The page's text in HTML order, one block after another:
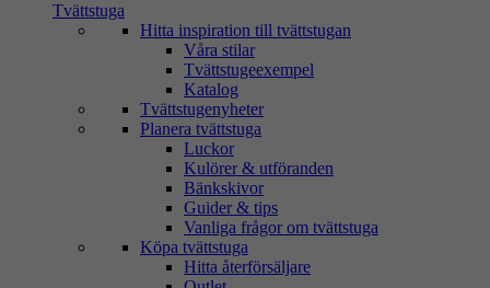
Tvättstuga
Hitta inspiration till tvättstugan
Våra stilar
Tvättstugeexempel
Katalog
Tvättstugenyheter
Planera tvättstuga
Luckor
Kulörer & utföranden
Bänkskivor
Guider & tips
Vanliga frågor om tvättstuga
Köpa tvättstuga
Hitta återförsäljare